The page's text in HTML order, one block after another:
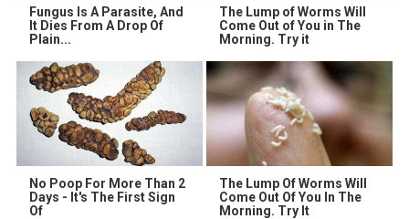
Fungus Is A Parasite, And
It Dies From A Drop Of
Plain...
The Lump of Worms Will
Come Out of You in The
Morning. Try it
No Poop For More Than 2
Days - It's The First Sign
Of
The Lump Of Worms Will
Come Out Of You In The
Morning. Try It